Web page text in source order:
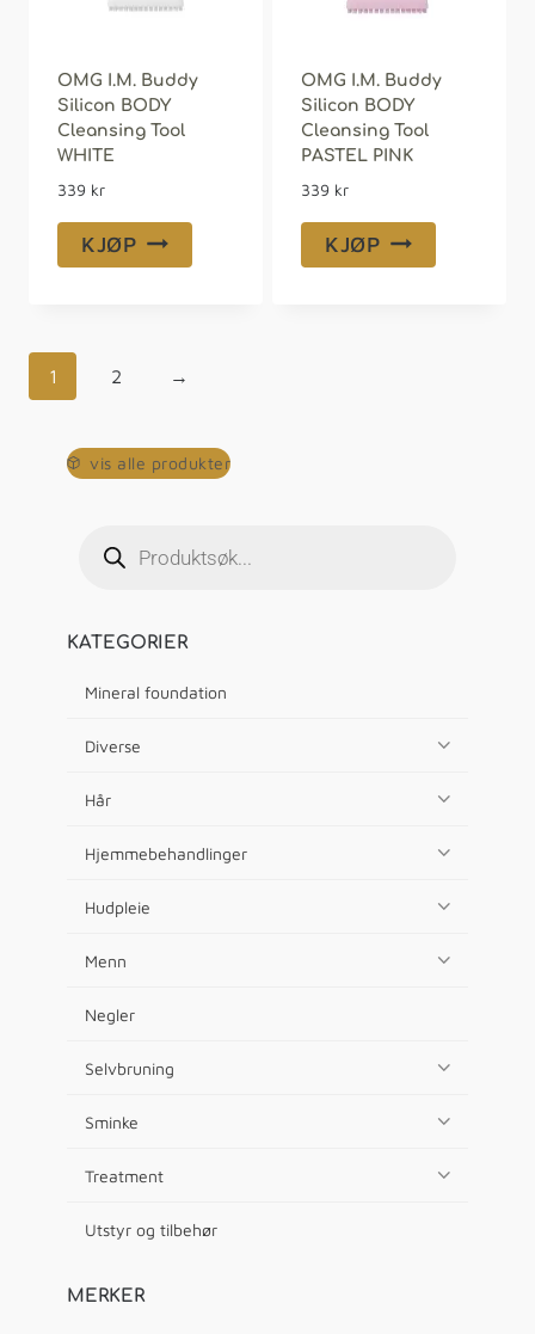
OMG I.M. Buddy
Silicon BODY
Cleansing Tool
WHITE
339 kr
KJØP
OMG I.M. Buddy
Silicon BODY
Cleansing Tool
PASTEL PINK
339 kr
KJØP
1 2 →
vis alle produkter
KATEGORIER
Mineral foundation
Diverse
Hår
Hjemmebehandlinger
Hudpleie
Menn
Negler
Selvbruning
Sminke
Treatment
Utstyr og tilbehør
MERKER